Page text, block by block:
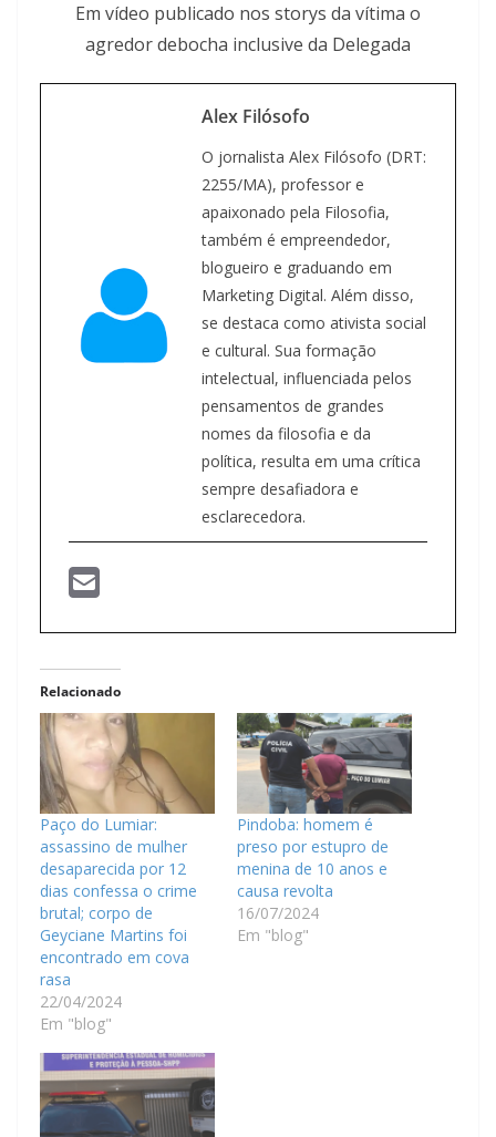
Em vídeo publicado nos storys da vítima o
agredor debocha inclusive da Delegada
Alex Filósofo
O jornalista Alex Filósofo (DRT:
2255/MA), professor e
apaixonado pela Filosofia,
também é empreendedor,
blogueiro e graduando em
Marketing Digital. Além disso,
se destaca como ativista social
e cultural. Sua formação
intelectual, influenciada pelos
pensamentos de grandes
nomes da filosofia e da
política, resulta em uma crítica
sempre desafiadora e
esclarecedora.
Relacionado
Paço do Lumiar:
assassino de mulher
desaparecida por 12
dias confessa o crime
brutal; corpo de
Geyciane Martins foi
encontrado em cova
rasa
22/04/2024
Em "blog"
Pindoba: homem é
preso por estupro de
menina de 10 anos e
causa revolta
16/07/2024
Em "blog"